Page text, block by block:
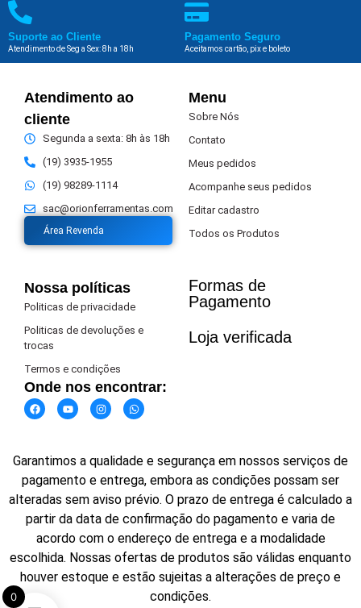
Suporte ao Cliente
Atendimento de Seg a Sex: 8h a 18h
Pagamento Seguro
Aceitamos cartão, pix e boleto
Atendimento ao
cliente
Segunda a sexta: 8h às 18h
(19) 3935-1955
(19) 98289-1114
sac@orionferramentas.com
Área Revenda
Menu
Sobre Nós
Contato
Meus pedidos
Acompanhe seus pedidos
Editar cadastro
Todos os Produtos
Nossa políticas
Politicas de privacidade
Politicas de devoluções e
trocas
Termos e condições
Onde nos encontrar:
Formas de
Pagamento​
Loja verificada
Garantimos a qualidade e segurança em nossos serviços de
pagamento e entrega, embora as condições possam ser
alteradas sem aviso prévio. O prazo de entrega é calculado a
partir da data de confirmação do pagamento e varia de
acordo com o endereço de entrega e a modalidade
escolhida. Nossas ofertas de produtos são válidas enquanto
houver estoque e estão sujeitas a alterações de preço e
condições.
0